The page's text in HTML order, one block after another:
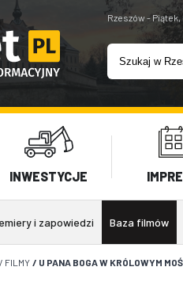
Rzeszów -
INWESTYCJE
i zapowiedzi Baza filmów
/ FILMY / U PANA BOGA W KRÓLOWYM